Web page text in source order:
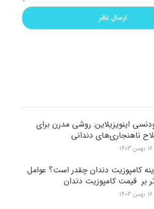
اینویزیلاین: روشی مدرن برای
ناهنجاری‌های دندانی
کامپوزیت دندان چقدر است؟ عوامل
بر قیمت کامپوزیت دندان